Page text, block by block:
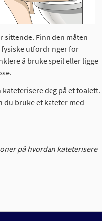
sittende. Finn den måten
fysiske utfordringer for
å bruke speil eller ligge
deg på et toalett.
du bruke et kateter med
på hvordan kateterisere